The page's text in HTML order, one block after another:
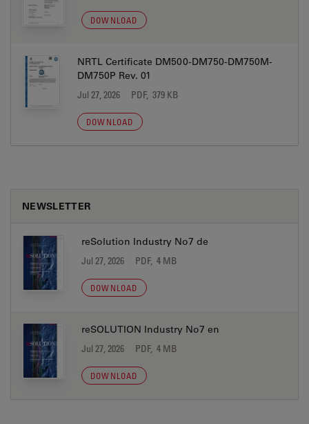
DOWNLOAD
NRTL Certificate DM500-DM750-DM750M-
DM750P Rev. 01
Jul 27, 2026 PDF, 379 KB
DOWNLOAD
NEWSLETTER
reSolution Industry No7 de
Jul 27, 2026 PDF, 4 MB
DOWNLOAD
reSOLUTION Industry No7 en
Jul 27, 2026 PDF, 4 MB
DOWNLOAD